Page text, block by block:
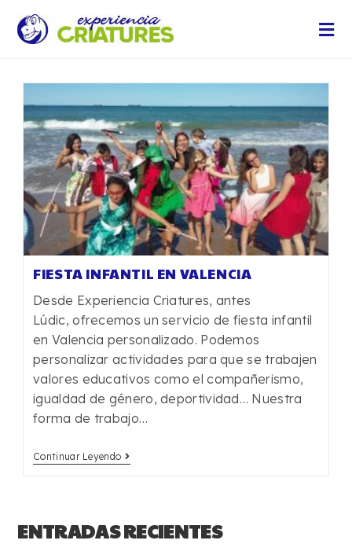
FIESTA INFANTIL EN VALENCIA
Desde Experiencia Criatures, antes
Lúdic, ofrecemos un servicio de fiesta infantil
en Valencia personalizado. Podemos
personalizar actividades para que se trabajen
valores educativos como el compañerismo,
igualdad de género, deportividad… Nuestra
forma de trabajo…
Continuar Leyendo
ENTRADAS RECIENTES